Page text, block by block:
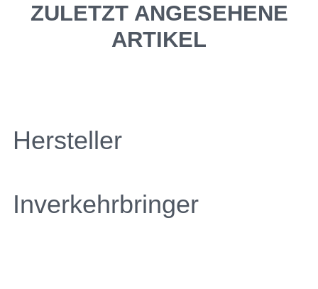
ZULETZT ANGESEHENE
ARTIKEL
Hersteller
Inverkehrbringer